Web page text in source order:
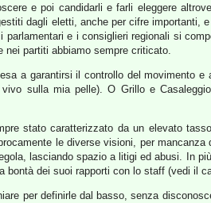
e poi candidarli e farli eleggere
dagli eletti, anche per cifre importanti,
e i consiglieri regionali si
nei partiti abbiamo sempre criticato.
a garantirsi il controllo del movimento
sulla mia pelle). O Grillo e
stato caratterizzato da un elevato
le diverse visioni, per
lasciando spazio a litigi ed abusi. In
bontà dei suoi rapporti con lo staff (vedi il
per definirle dal basso, senza